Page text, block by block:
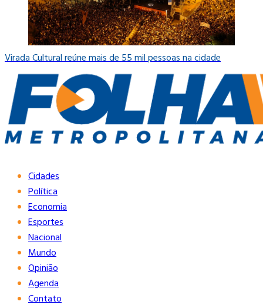
Virada Cultural reúne mais de 55 mil pessoas na cidade
Cidades
Política
Economia
Esportes
Nacional
Mundo
Opinião
Agenda
Contato